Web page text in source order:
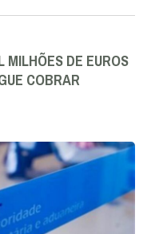
MILHÕES DE EUROS
COBRAR